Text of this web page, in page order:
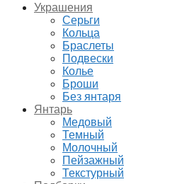
Украшения
Серьги
Кольца
Браслеты
Подвески
Колье
Броши
Без янтаря
Янтарь
Медовый
Темный
Молочный
Пейзажный
Текстурный